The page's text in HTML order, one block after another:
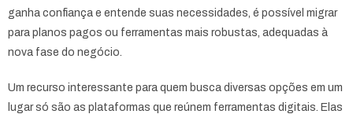
ganha confiança e entende suas necessidades, é possível migrar
para planos pagos ou ferramentas mais robustas, adequadas à
nova fase do negócio.
Um recurso interessante para quem busca diversas opções em um
lugar só são as plataformas que reúnem ferramentas digitais. Elas